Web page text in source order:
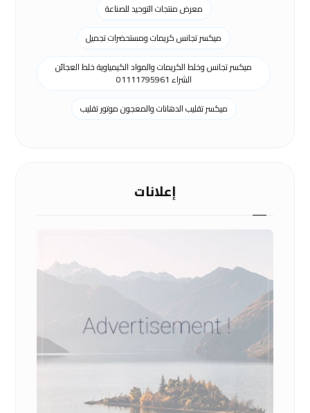
معرض منتجات التوحيد للصناعة
ميكسر تجانس كريمات ومستحضرات تجميل
ميكسر تجانس وخلط الكريمات والمواد الكيمياوية خلط العجائن
الشراء 01111795961
ميكسر تقليب الدهانات والمعجون موتور تقليب
إعلانات